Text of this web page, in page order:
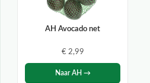
AH Avocado net
€ 2,99
Naar AH →